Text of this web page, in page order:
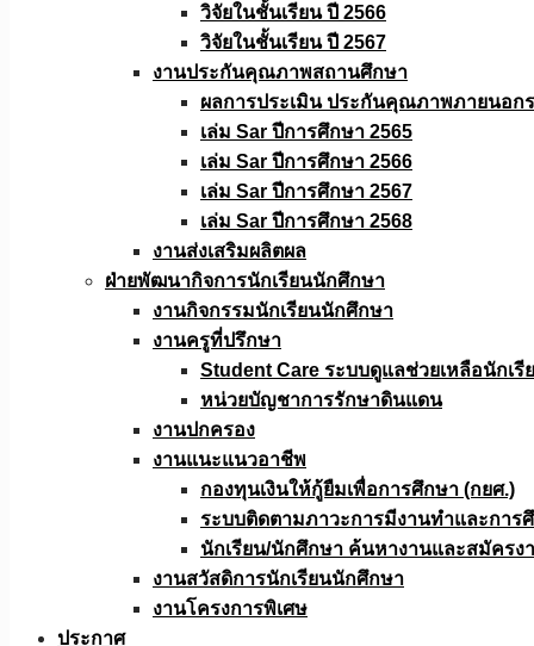
วิจัยในชั้นเรียน ปี 2566
วิจัยในชั้นเรียน ปี 2567
งานประกันคุณภาพสถานศึกษา
ผลการประเมิน ประกันคุณภาพภายนอก
เล่ม Sar ปีการศึกษา 2565
เล่ม Sar ปีการศึกษา 2566
เล่ม Sar ปีการศึกษา 2567
เล่ม Sar ปีการศึกษา 2568
งานส่งเสริมผลิตผล
ฝ่ายพัฒนากิจการนักเรียนนักศึกษา
งานกิจกรรมนักเรียนนักศึกษา
งานครูที่ปรึกษา
Student Care ระบบดูแลช่วยเหลือนักเรี
หน่วยบัญชาการรักษาดินแดน
งานปกครอง
งานแนะแนวอาชีพ
กองทุนเงินให้กู้ยืมเพื่อการศึกษา (กยศ.)
ระบบติดตามภาวะการมีงานทำและการ
นักเรียน/นักศึกษา ค้นหางานและสมัครง
งานสวัสดิการนักเรียนนักศึกษา
งานโครงการพิเศษ
ประกาศ